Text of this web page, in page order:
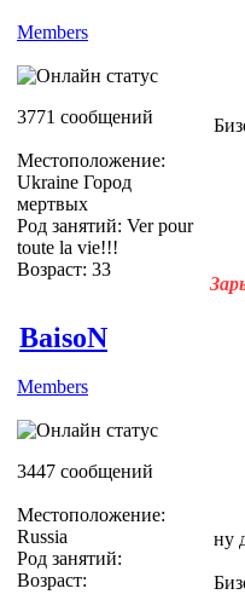
Members
3771 сообщений
Местоположение:
Ukraine Город
мертвых
Род занятий: Ver pour
toute la vie!!!
Возраст: 33
BaisoN
Members
3447 сообщений
Местоположение:
Russia
Род занятий:
Возраст:
ну